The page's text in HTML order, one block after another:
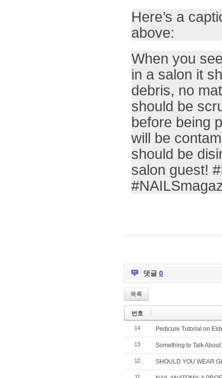
Here’s a
above:
When you
in a salon it
debris, no
should be
before being
will be
should be
salon guest!
댓글 0
목록
번호
14 Pedicure Tutorial on
13 Something to Talk
12 SHOULD YOU WEAR